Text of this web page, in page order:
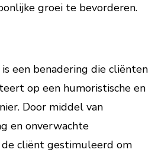
groei te bevorderen.
een benadering die cliënten
op een humoristische en
Door middel van
en onverwachte
cliënt gestimuleerd om